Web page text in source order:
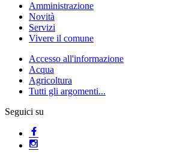
Amministrazione
Novità
Servizi
Vivere il comune
Accesso all'informazione
Acqua
Agricoltura
Tutti gli argomenti...
Seguici su